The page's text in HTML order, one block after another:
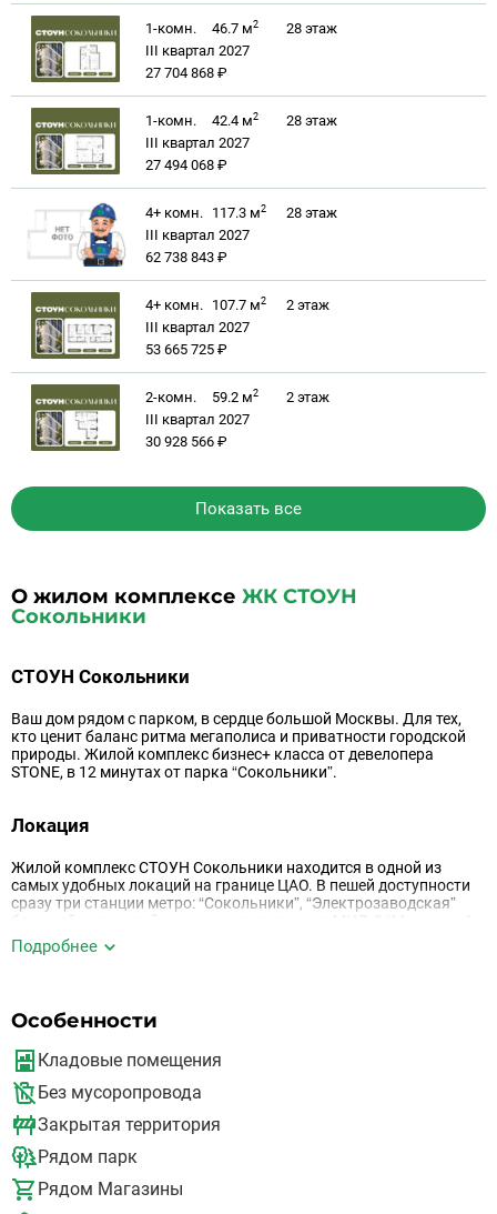
1-комн. 46.7 м2 28 этаж
III квартал 2027
27 704 868 ₽
1-комн. 42.4 м2 28 этаж
III квартал 2027
27 494 068 ₽
4+ комн. 117.3 м2 28 этаж
III квартал 2027
62 738 843 ₽
4+ комн. 107.7 м2 2 этаж
III квартал 2027
53 665 725 ₽
2-комн. 59.2 м2 2 этаж
III квартал 2027
30 928 566 ₽
Показать все
О жилом комплексе ЖК СТОУН
Сокольники
СТОУН Сокольники
Ваш дом рядом с парком, в сердце большой Москвы. Для тех,
кто ценит баланс ритма мегаполиса и приватности городской
природы. Жилой комплекс бизнес+ класса от девелопера
STONE, в 12 минутах от парка “Сокольники”.
Локация
Жилой комплекс СТОУН Сокольники находится в одной из
самых удобных локаций на границе ЦАО. В пешей доступности
сразу три станции метро: “Сокольники”, “Электрозаводская”
большой кольцевой линии и новая станция МЦД-3 “Митьково”.
Это дает жителям несколько маршрутов в центр города и
возможность быстро добраться до ключевых деловых
пешком, а за 20 минут на транспорте можно доехать до самых
предусмотрены удобные выезды на ТТК, шоссе Энтузиастов и
Садовое кольцо. Расположение жилого комплекса делает
повседневные маршруты комфортными и быстрыми.
Район
Сокольники - один из самых узнаваемых районов старой
Москвы, где сохранилось ощущение города в его лучшем
Подробнее
Особенности
Кладовые помещения
Без мусоропровода
Закрытая территория
Рядом парк
Рядом Магазины